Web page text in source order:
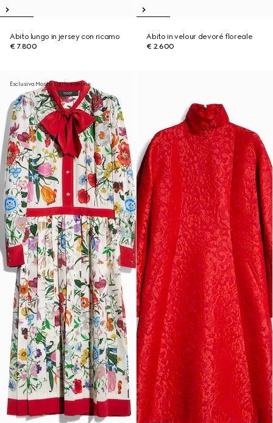
Abito lungo in jersey con ricamo
€ 7.800
Abito in velour devoré floreale
€ 2.600
Esclusiva Monte Carlo e online